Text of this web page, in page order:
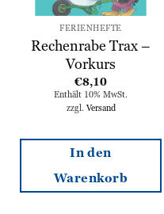
FERIENHEFTE
Rechenrabe Trax –
Vorkurs
€8,10
Enthält 10% MwSt.
zzgl. Versand
In den
Warenkorb